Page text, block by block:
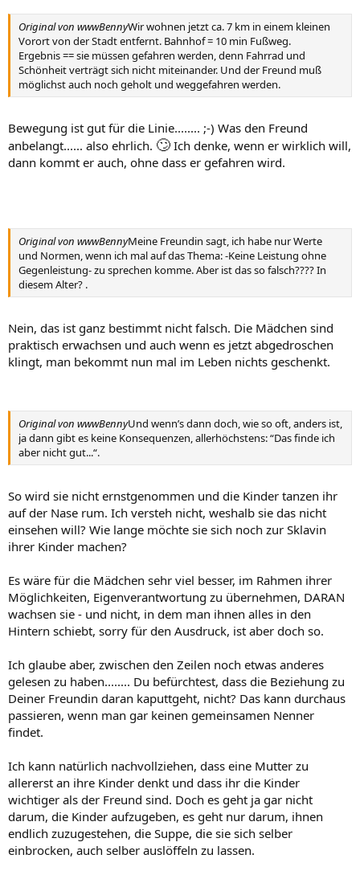
Original von wwwBennyWir wohnen jetzt ca. 7 km in einem kleinen
Vorort von der Stadt entfernt. Bahnhof = 10 min Fußweg.
Ergebnis == sie müssen gefahren werden, denn Fahrrad und
Schönheit verträgt sich nicht miteinander. Und der Freund muß
möglichst auch noch geholt und weggefahren werden.
Bewegung ist gut für die Linie........ ;-) Was den Freund
anbelangt...... also ehrlich. 🙄 Ich denke, wenn er wirklich will,
dann kommt er auch, ohne dass er gefahren wird.
Original von wwwBennyMeine Freundin sagt, ich habe nur Werte
und Normen, wenn ich mal auf das Thema: -Keine Leistung ohne
Gegenleistung- zu sprechen komme. Aber ist das so falsch???? In
diesem Alter? .
Nein, das ist ganz bestimmt nicht falsch. Die Mädchen sind
praktisch erwachsen und auch wenn es jetzt abgedroschen
klingt, man bekommt nun mal im Leben nichts geschenkt.
Original von wwwBennyUnd wenn’s dann doch, wie so oft, anders ist,
ja dann gibt es keine Konsequenzen, allerhöchstens: “Das finde ich
aber nicht gut...“.
So wird sie nicht ernstgenommen und die Kinder tanzen ihr
auf der Nase rum. Ich versteh nicht, weshalb sie das nicht
einsehen will? Wie lange möchte sie sich noch zur Sklavin
ihrer Kinder machen?
Es wäre für die Mädchen sehr viel besser, im Rahmen ihrer
Möglichkeiten, Eigenverantwortung zu übernehmen, DARAN
wachsen sie - und nicht, in dem man ihnen alles in den
Hintern schiebt, sorry für den Ausdruck, ist aber doch so.
Ich glaube aber, zwischen den Zeilen noch etwas anderes
gelesen zu haben........ Du befürchtest, dass die Beziehung zu
Deiner Freundin daran kaputtgeht, nicht? Das kann durchaus
passieren, wenn man gar keinen gemeinsamen Nenner
findet.
Ich kann natürlich nachvollziehen, dass eine Mutter zu
allererst an ihre Kinder denkt und dass ihr die Kinder
wichtiger als der Freund sind. Doch es geht ja gar nicht
darum, die Kinder aufzugeben, es geht nur darum, ihnen
endlich zuzugestehen, die Suppe, die sie sich selber
einbrocken, auch selber auslöffeln zu lassen.